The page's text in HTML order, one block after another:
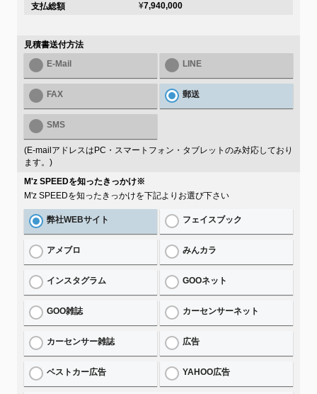
支払総額
¥7,940,000
見積書送付方法
E-Mail
LINE
FAX 郵送
SMS
(E-mailアドレスはPC・スマートフォン・タブレットのみ対応しており
ます。)
M'z SPEEDを知ったきっかけ※
M'z SPEEDを知ったきっかけを下記よりお選び下さい
弊社WEBサイト フェイスブック
アメブロ みんカラ
インスタグラム GOOネット
GOO雑誌 カーセンサーネット
カーセンサー雑誌 広告
ベストカー広告 YAHOO広告